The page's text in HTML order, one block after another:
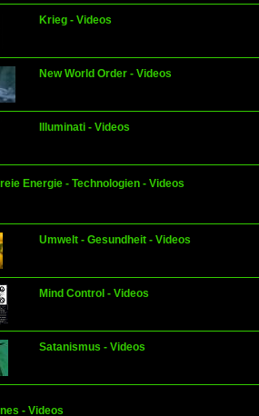
Krieg - Videos
New World Order - Videos
Illuminati - Videos
Energie - Technologien - Videos
Umwelt - Gesundheit - Videos
Mind Control - Videos
Satanismus - Videos
- Videos